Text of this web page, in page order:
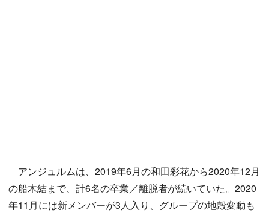
アンジュルムは、2019年6月の和田彩花から2020年12月
の船木結まで、計6名の卒業／離脱者が続いていた。2020
年11月には新メンバーが3人入り、グループの地殻変動も